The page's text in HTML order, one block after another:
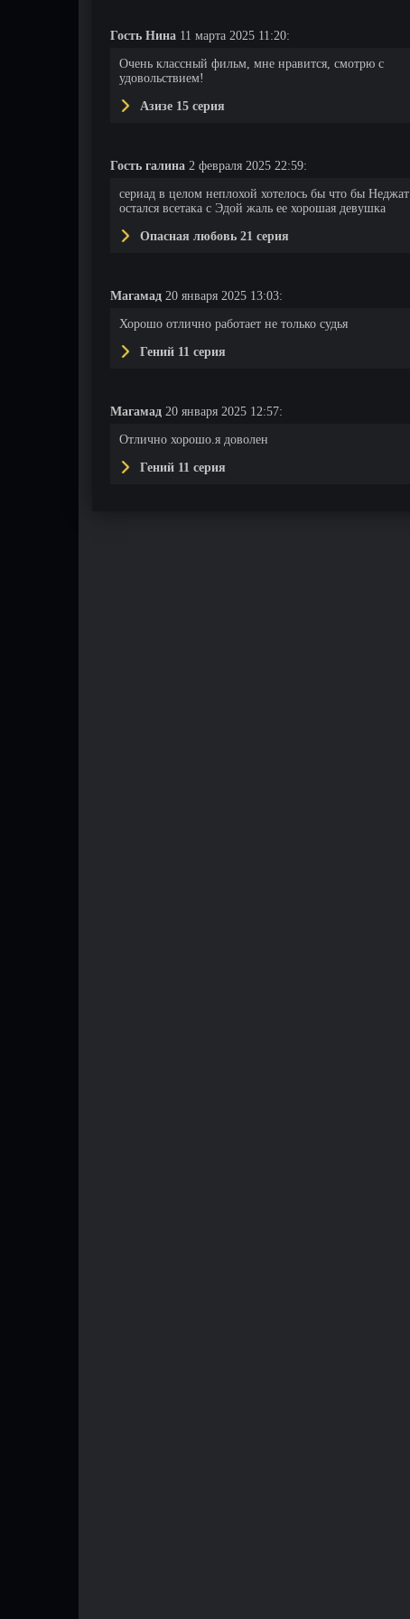
Гость Нина 11 марта 2025 11:20:
Очень классный фильм, мне нравится, смотрю с
удовольствием!
Азизе 15 серия
Гость галина 2 февраля 2025 22:59:
сериад в целом неплохой хотелось бы что бы Неджат
остался всетака с Эдой жаль ее хорошая девушка
Опасная любовь 21 серия
Магамад 20 января 2025 13:03:
Хорошо отлично работает не только судья
Гений 11 серия
Магамад 20 января 2025 12:57:
Отлично хорошо.я доволен
Гений 11 серия